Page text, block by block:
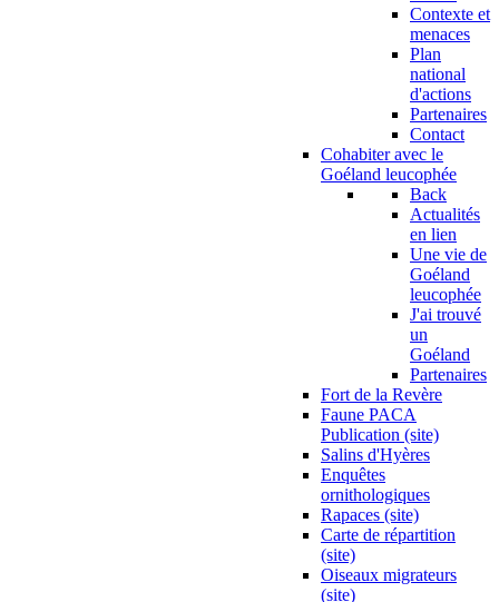
Contexte et
menaces
Plan
national
d'actions
Partenaires
Contact
Cohabiter avec le
Goéland leucophée
Back
Actualités
en lien
Une vie de
Goéland
leucophée
J'ai trouvé
un
Goéland
Partenaires
Fort de la Revère
Faune PACA
Publication (site)
Salins d'Hyères
Enquêtes
ornithologiques
Rapaces (site)
Carte de répartition
(site)
Oiseaux migrateurs
(site)